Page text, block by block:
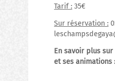
Tarif : 35€
Sur réservation :
En savoir plus sur
et ses animations